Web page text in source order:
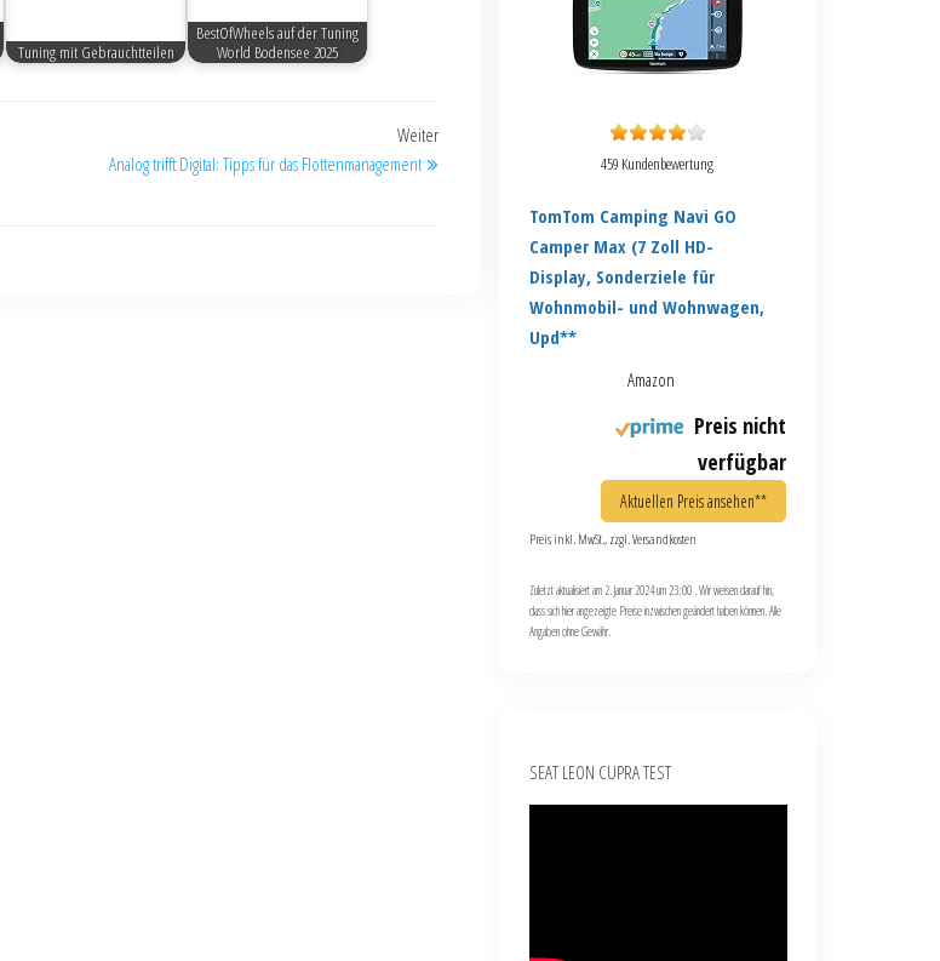
Tuning mit Gebrauchtteilen
BestOfWheels auf der Tuning
World Bodensee 2025
Weiter
Analog trifft Digital: Tipps für das Flottenmanagement
459 Kundenbewertung
TomTom Camping Navi GO
Camper Max (7 Zoll HD-
Display, Sonderziele für
Wohnmobil- und Wohnwagen,
Upd**
Amazon
Preis nicht
verfügbar
Aktuellen Preis ansehen**
Preis inkl. MwSt., zzgl. Versandkosten
Zuletzt aktualisiert am 2. Januar 2024 um 23:00 . Wir weisen darauf hin,
dass sich hier angezeigte Preise inzwischen geändert haben können. Alle
Angaben ohne Gewähr.
SEAT LEON CUPRA TEST